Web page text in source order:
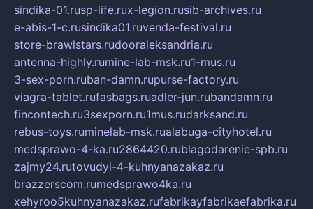
sindika-01.rusp-life.rux-legion.rusib-archives.ru
e-abis-1-c.rusindika01.ruvenda-festival.ru
store-brawlstars.rudooraleksandria.ru
antenna-highly.rumine-lab-msk.ru1-mus.ru
3-sex-porn.ruban-damn.rupurse-factory.ru
viagra-tablet.rufasbags.ruadler-jun.rubandamn.ru
fincontech.ru3sexporn.ru1mus.rudarksand.ru
rebus-toys.ruminelab-msk.rualabuga-cityhotel.ru
medsprawo-4-ka.ru2864420.rublagodarenie-spb.ru
zajmy24.rutovudyi-4-kuhnyanazakaz.ru
brazzerscom.rumedsprawo4ka.ru
xehyroo5kuhnyanazakaz.rufabrikayfabrikaefabrika.ru